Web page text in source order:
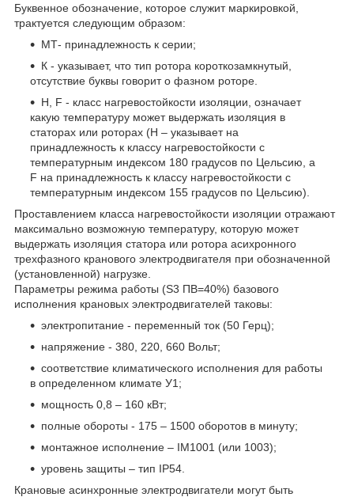
Буквенное обозначение, которое служит маркировкой,
трактуется следующим образом:
МТ- принадлежность к серии;
К - указывает, что тип ротора короткозамкнутый,
отсутствие буквы говорит о фазном роторе.
Н, F - класс нагревостойкости изоляции, означает
какую температуру может выдержать изоляция в
статорах или роторах (Н – указывает на
принадлежность к классу нагревостойкости с
температурным индексом 180 градусов по Цельсию, а
F на принадлежность к классу нагревостойкости с
температурным индексом 155 градусов по Цельсию).
Проставлением класса нагревостойкости изоляции отражают
максимально возможную температуру, которую может
выдержать изоляция статора или ротора асихронного
трехфазного кранового электродвигателя при обозначенной
(установленной) нагрузке.
Параметры режима работы (S3 ПВ=40%) базового
исполнения крановых электродвигателей таковы:
электропитание - переменный ток (50 Герц);
напряжение - 380, 220, 660 Вольт;
соответствие климатического исполнения для работы
в определенном климате У1;
мощность 0,8 – 160 кВт;
полные обороты - 175 – 1500 оборотов в минуту;
монтажное исполнение – ІМ1001 (или 1003);
уровень защиты – тип IP54.
Крановые асинхронные электродвигатели могут быть